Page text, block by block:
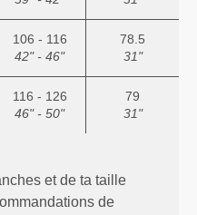
106 - 116
42" - 46"
78.5
31"
116 - 126
46" - 50"
79
31"
et de ta taille
de